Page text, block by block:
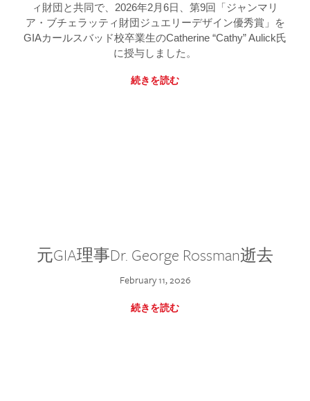
ィ財団と共同で、2026年2月6日、第9回「ジャンマリ
ア・ブチェラッティ財団ジュエリーデザイン優秀賞」を
GIAカールスバッド校卒業生のCatherine “Cathy” Aulick氏
に授与しました。
続きを読む
元GIA理事Dr. George Rossman逝去
February 11, 2026
続きを読む